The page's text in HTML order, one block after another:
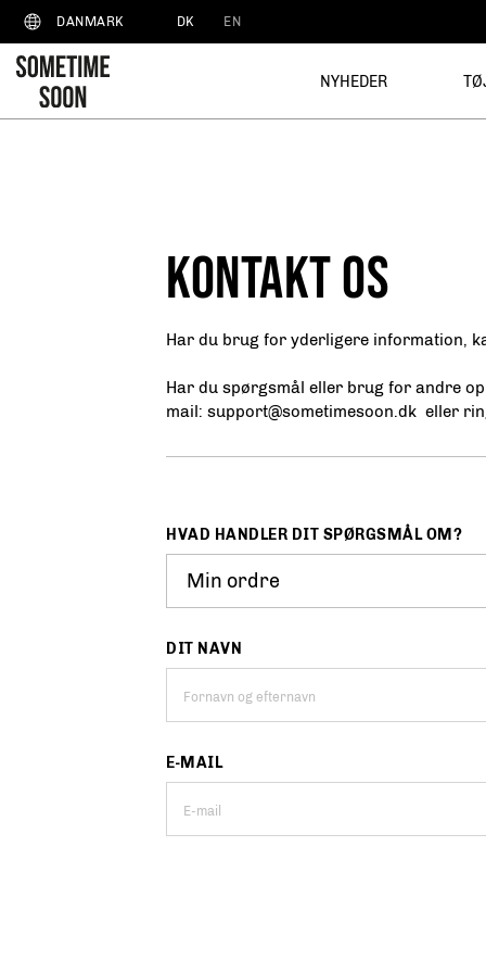
DANMARK DK EN
NYHEDER
KONTAKT OS
Har du brug for yderligere information,
Har du spørgsmål eller brug for andre
mail: support@sometimesoon.dk eller
HVAD HANDLER DIT SPØRGSMÅL OM?
DIT NAVN
E-MAIL